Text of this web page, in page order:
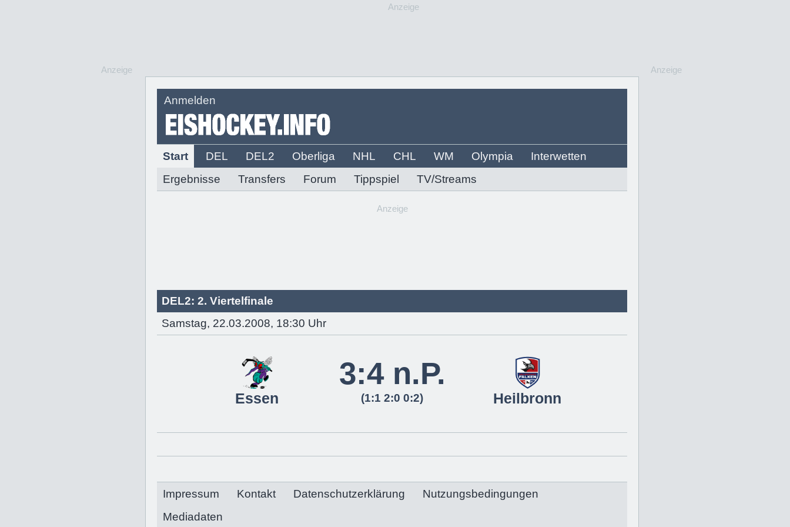
Anzeige
Anmelden
Start DEL DEL2 Oberliga NHL CHL WM Olympia
Interwetten
Ergebnisse
Transfers Forum Tippspiel TV/Streams
Anzeige
Anzeige
Anzeige
DEL2: 2. Viertelfinale
Samstag, 22.03.2008, 18:30 Uhr
Essen
3:4 n.P.
(1:1 2:0 0:2) Heilbronn
Impressum Kontakt Datenschutzerklärung
Nutzungsbedingungen
Mediadaten